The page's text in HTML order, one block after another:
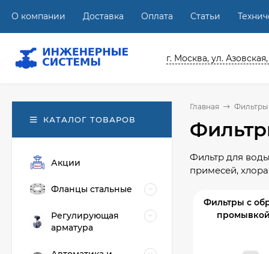
О компании Доставка Оплата Статьи
г. Москва, ул. Азовская,
Главная Фильтры
Фильтр для
примесей,
Фильтры с
КАТАЛОГ ТОВАРОВ
Акции
Фланцы стальные
Регулирующая
арматура